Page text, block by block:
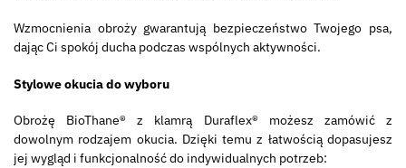
Wzmocnienia obroży gwarantują bezpieczeństwo Twojego psa,
dając Ci spokój ducha podczas wspólnych aktywności.
Stylowe okucia do wyboru
Obrożę BioThane® z klamrą Duraflex® możesz zamówić z
dowolnym rodzajem okucia. Dzięki temu z łatwością dopasujesz
jej wygląd i funkcjonalność do indywidualnych potrzeb: